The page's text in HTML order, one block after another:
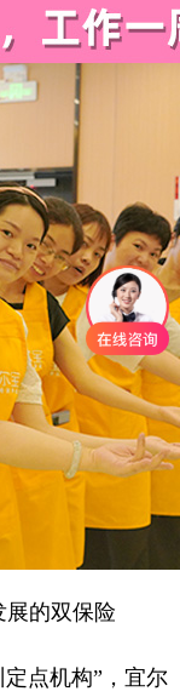
的双保险
点机构”，宜尔